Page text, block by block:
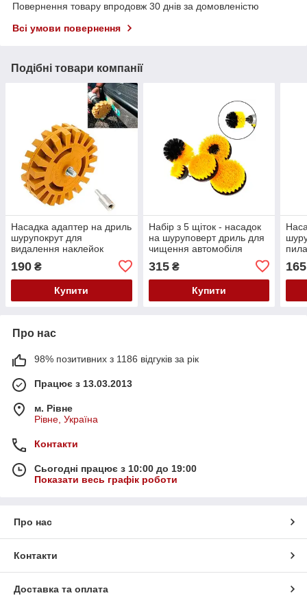
Повернення товару впродовж 30 днів за домовленістю
Всі умови повернення
Подібні товари компанії
Насадка адаптер на дриль
шурупокрут для
видалення наклейок
190 ₴
Купити
Набір з 5 щіток - насадок
на шуруповерт дриль для
чищення автомобіля
315₴
Купити
165
Про нас
98% позитивних з 1186 відгуків за рік
Працює з 13.03.2013
м. Рівне
Рівне, Україна
Контакти
Сьогодні працює з 10:00 до 19:00
Показати весь графік роботи
Про нас
Контакти
Доставка та оплата